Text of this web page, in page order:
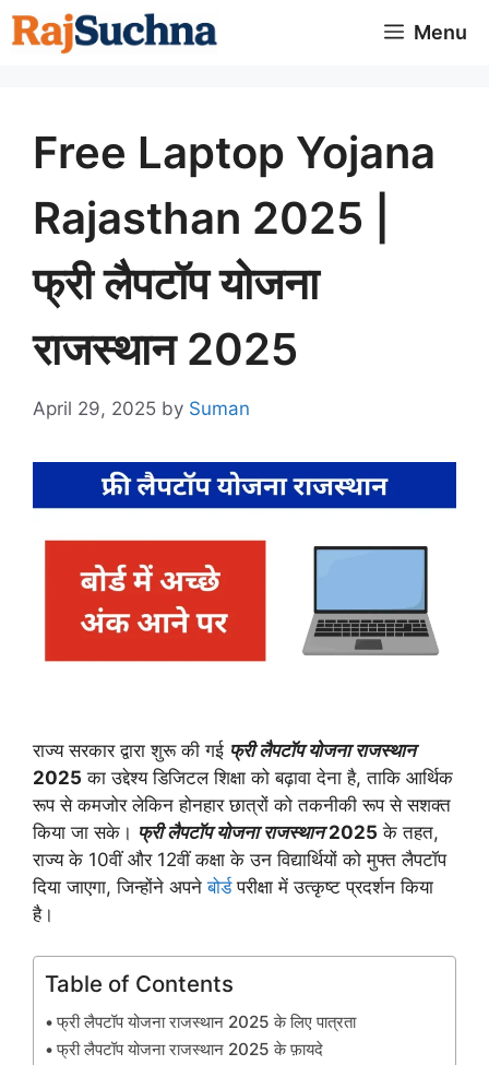
Skip
to
Menu
Free Laptop Yojana
Rajasthan 2025 |
फ्री लैपटॉप योजना
राजस्थान 2025
April 29, 2025 by Suman
राज्य सरकार द्वारा शुरू की गई फ्री लैपटॉप योजना राजस्थान
2025 का उद्देश्य डिजिटल शिक्षा को बढ़ावा देना है, ताकि आर्थिक
रूप से कमजोर लेकिन होनहार छात्रों को तकनीकी रूप से सशक्त
किया जा सके। फ्री लैपटॉप योजना राजस्थान2025 के तहत,
राज्य के 10वीं और 12वीं कक्षा के उन विद्यार्थियों को मुफ्त लैपटॉप
दिया जाएगा, जिन्होंने अपनेबोर्डपरीक्षा में उत्कृष्ट प्रदर्शन किया
है।
Table of Contents
फ्री लैपटॉप योजना राजस्थान 2025 के लिए पात्रता
फ्री लैपटॉप योजना राजस्थान 2025 के फ़ायदे